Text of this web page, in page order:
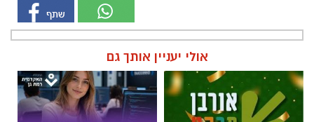
אולי יעניין אותך גם